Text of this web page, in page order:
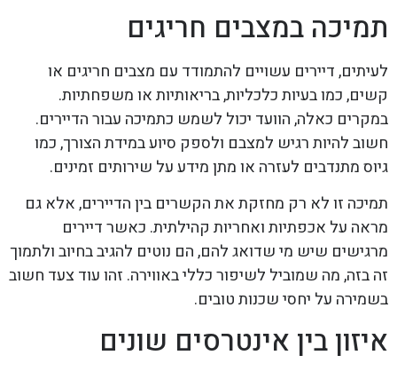
תמיכה במצבים חריגים
לעיתים, דיירים עשויים להתמודד עם מצבים חריגים או
קשים, כמו בעיות כלכליות, בריאותיות או משפחתיות.
במקרים כאלה, הוועד יכול לשמש כתמיכה עבור הדיירים.
חשוב להיות רגיש למצבם ולספק סיוע במידת הצורך, כמו
גיוס מתנדבים לעזרה או מתן מידע על שירותים זמינים.
תמיכה זו לא רק מחזקת את הקשרים בין הדיירים, אלא גם
מראה על אכפתיות ואחריות קהילתית. כאשר דיירים
מרגישים שיש מי שדואג להם, הם נוטים להגיב בחיוב ולתמוך
זה בזה, מה שמוביל לשיפור כללי באווירה. זהו עוד צעד חשוב
בשמירה על יחסי שכנות טובים.
איזון בין אינטרסים שונים